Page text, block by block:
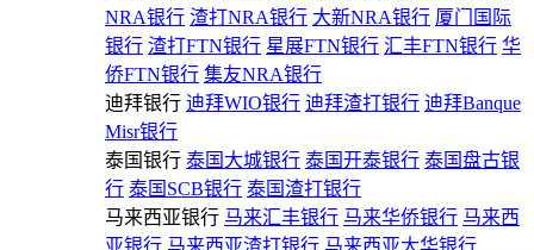
NRA银行 渣打NRA银行 大新NRA银行 厦门国际
银行 渣打FTN银行 星展FTN银行 汇丰FTN银行 华
侨FTN银行 集友NRA银行
迪拜银行 迪拜WIO银行 迪拜渣打银行 迪拜Banque
Misr银行
泰国银行 泰国大城银行 泰国开泰银行 泰国盘古银
行 泰国SCB银行 泰国渣打银行
马来西亚银行 马来汇丰银行 马来华侨银行 马来西
亚银行 马来西亚渣打银行 马来西亚大华银行